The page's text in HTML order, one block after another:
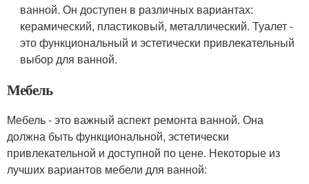
ванной. Он доступен в различных вариантах:
керамический, пластиковый, металлический. Туалет -
это функциональный и эстетически привлекательный
выбор для ванной.
Мебель
Мебель - это важный аспект ремонта ванной. Она
должна быть функциональной, эстетически
привлекательной и доступной по цене. Некоторые из
лучших вариантов мебели для ванной: